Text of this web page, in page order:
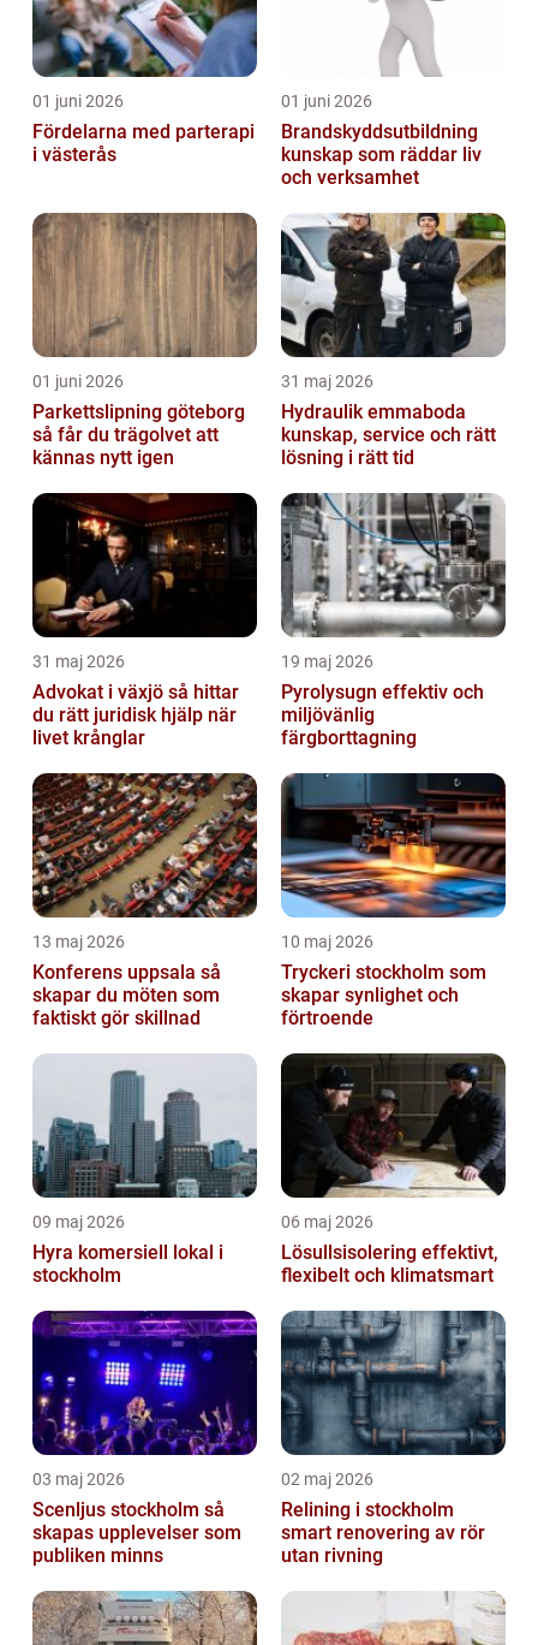
01 juni 2026
Fördelarna med parterapi
i västerås
01 juni 2026
Brandskyddsutbildning
kunskap som räddar liv
och verksamhet
01 juni 2026
Parkettslipning göteborg
så får du trägolvet att
kännas nytt igen
31 maj 2026
Hydraulik emmaboda
kunskap, service och rätt
lösning i rätt tid
31 maj 2026
Advokat i växjö så hittar
du rätt juridisk hjälp när
livet krånglar
19 maj 2026
Pyrolysugn effektiv och
miljövänlig
färgborttagning
13 maj 2026
Konferens uppsala så
skapar du möten som
faktiskt gör skillnad
10 maj 2026
Tryckeri stockholm som
skapar synlighet och
förtroende
09 maj 2026
Hyra komersiell lokal i
stockholm
06 maj 2026
Lösullsisolering effektivt,
flexibelt och klimatsmart
03 maj 2026
Scenljus stockholm så
skapas upplevelser som
publiken minns
02 maj 2026
Relining i stockholm
smart renovering av rör
utan rivning